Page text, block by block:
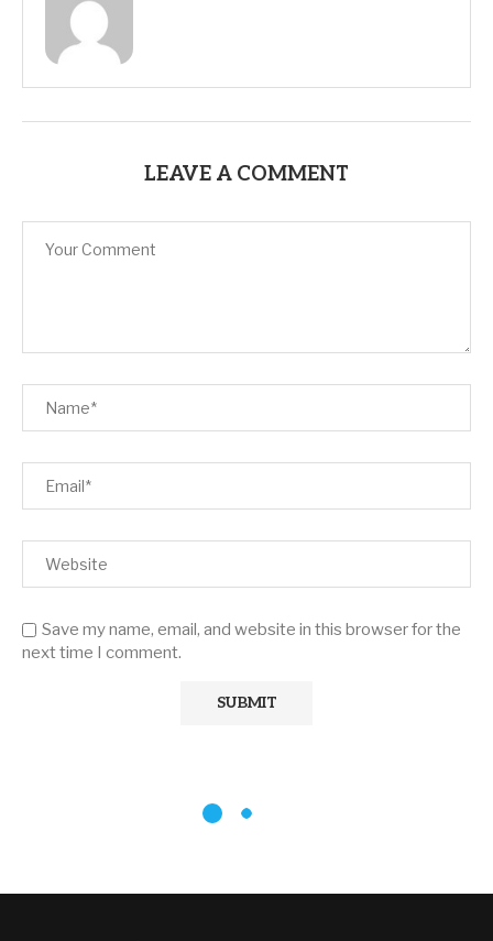
LEAVE A COMMENT
Save my name, email, and website in this browser for the
next time I comment.